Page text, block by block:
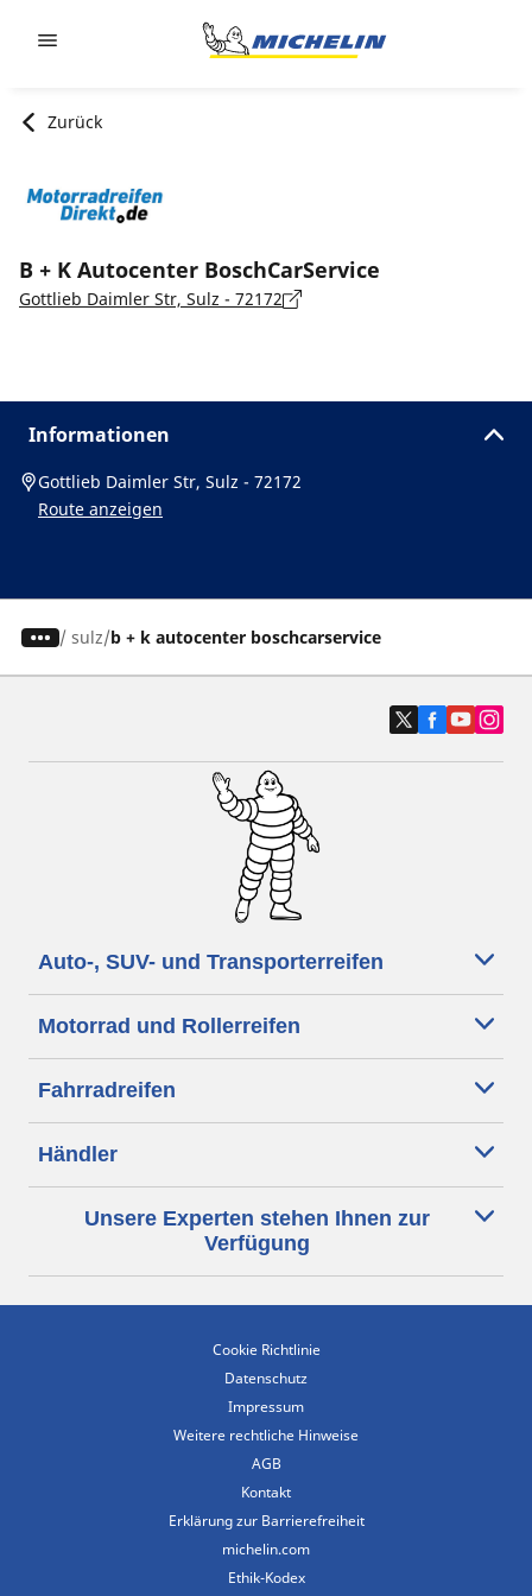
Zurück
B + K Autocenter BoschCarService
Gottlieb Daimler Str, Sulz - 72172
Informationen
Gottlieb Daimler Str, Sulz - 72172
Route anzeigen
/ sulz b + k autocenter boschcarservice
Auto-, SUV- und Transporterreifen
Motorrad und Rollerreifen
Fahrradreifen
Händler
Unsere Experten stehen Ihnen zur
Verfügung
Cookie Richtlinie
Datenschutz
Impressum
Weitere rechtliche Hinweise
AGB
Kontakt
Erklärung zur Barrierefreiheit
michelin.com
Ethik-Kodex